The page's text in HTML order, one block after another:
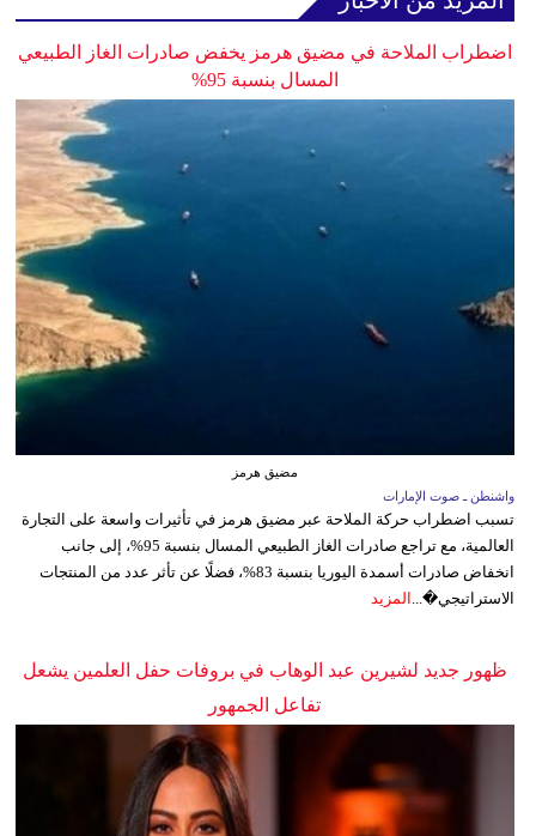
اضطراب الملاحة في مضيق هرمز يخفض صادرات الغاز الطبيعي
المسال بنسبة 95%
مضيق هرمز
واشنطن ـ صوت الإمارات
تسبب اضطراب حركة الملاحة عبر مضيق هرمز في تأثيرات واسعة على التجارة
العالمية، مع تراجع صادرات الغاز الطبيعي المسال بنسبة 95%، إلى جانب
انخفاض صادرات أسمدة اليوريا بنسبة 83%، فضلًا عن تأثر عدد من المنتجات
الاستراتيجي�... المزيد
ظهور جديد لشيرين عبد الوهاب في بروفات حفل العلمين يشعل
تفاعل الجمهور